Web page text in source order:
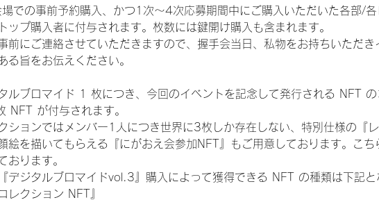
での事前予約購入、かつ1次〜4次応募期間中にご購入いただいた各部/各
ップ購入者に付与されます。枚数には鍵開け購入も含まれます。
前にご連絡させていただきますので、握手会当日、私物をお持ちいただ
る旨をお伝えください。
ルブロマイド 1 枚につき、今回のイベントを記念して発行される NFT の
NFT が付与されます。
ションではメンバー1人につき世界に3枚しか存在しない、特別仕様の『
絵を描いてもらえる『にがおえ会参加NFT』もご用意しております。こ
おります。
デジタルブロマイドvol.3』購入によって獲得できる NFT の種類は下記と
レクション NFT』